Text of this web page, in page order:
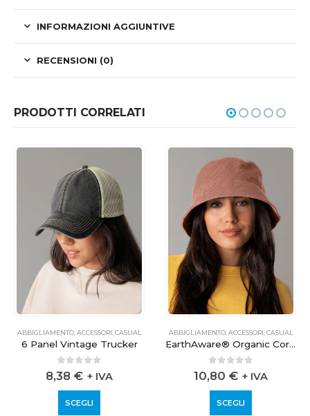
INFORMAZIONI AGGIUNTIVE
RECENSIONI (0)
PRODOTTI CORRELATI
ABBIGLIAMENTO, ACCESSORI CASUAL
6 Panel Vintage Trucker
0 out of 5
8,38 € + IVA
SCEGLI
ABBIGLIAMENTO, ACCESSORI CASUAL
EarthAware® Organic Cord Bucket Hat
0out of 5
10,80 € + IVA
SCEGLI